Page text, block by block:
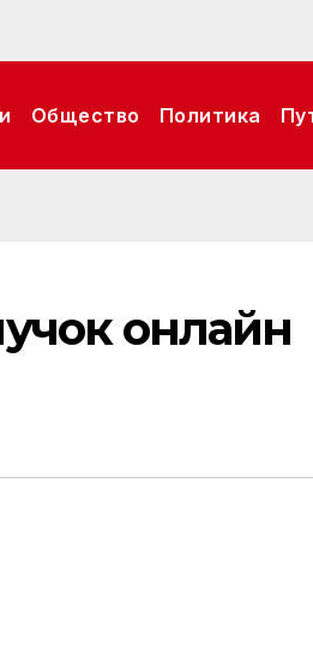
Общество Политика
онлайн